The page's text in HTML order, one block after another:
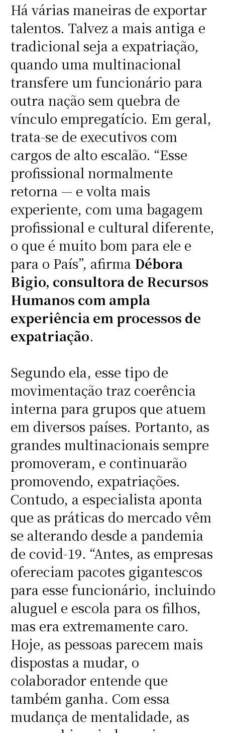
Há várias maneiras de exportar
talentos. Talvez a mais antiga e
tradicional seja a expatriação,
quando uma multinacional
transfere um funcionário para
outra nação sem quebra de
vínculo empregatício. Em geral,
trata-se de executivos com
cargos de alto escalão. “Esse
profissional normalmente
retorna — e volta mais
experiente, com uma bagagem
profissional e cultural diferente,
o que é muito bom para ele e
para o País”, afirma Débora
Bigio, consultora de Recursos
Humanos com ampla
experiência em processos de
expatriação.
Segundo ela, esse tipo de
movimentação traz coerência
interna para grupos que atuem
em diversos países. Portanto, as
grandes multinacionais sempre
promoveram, e continuarão
promovendo, expatriações.
Contudo, a especialista aponta
que as práticas do mercado vêm
se alterando desde a pandemia
de covid-19. “Antes, as empresas
ofereciam pacotes gigantescos
para esse funcionário, incluindo
aluguel e escola para os filhos,
mas era extremamente caro.
Hoje, as pessoas parecem mais
dispostas a mudar, o
colaborador entende que
também ganha. Com essa
mudança de mentalidade, as